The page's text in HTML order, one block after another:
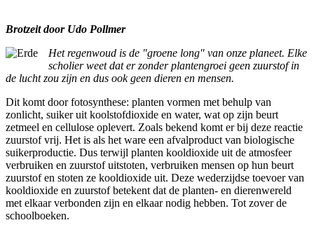
Brotzeit door Udo Pollmer
Het regenwoud is de "groene long" van onze planeet. Elke
scholier weet dat er zonder plantengroei geen zuurstof in
de lucht zou zijn en dus ook geen dieren en mensen.
Dit komt door fotosynthese: planten vormen met behulp van
zonlicht, suiker uit koolstofdioxide en water, wat op zijn beurt
zetmeel en cellulose oplevert. Zoals bekend komt er bij deze reactie
zuurstof vrij. Het is als het ware een afvalproduct van biologische
suikerproductie. Dus terwijl planten kooldioxide uit de atmosfeer
verbruiken en zuurstof uitstoten, verbruiken mensen op hun beurt
zuurstof en stoten ze kooldioxide uit. Deze wederzijdse toevoer van
kooldioxide en zuurstof betekent dat de planten- en dierenwereld
met elkaar verbonden zijn en elkaar nodig hebben. Tot zover de
schoolboeken.